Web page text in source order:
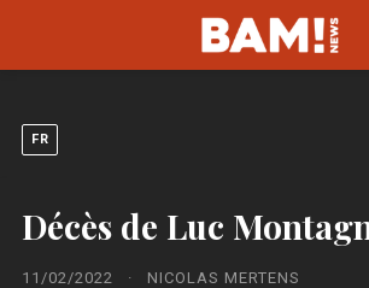
FR
Décès de Luc
11/02/2022 · NICOLAS MERTENS